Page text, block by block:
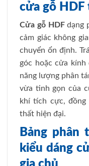
cửa gỗ HDF
Cửa gỗ HDFdạng
cảm giác không
chuyển ổn định.
góc hoặc cửa
năng lượng phân
vừa tinh gọn của
khí tích cực,
thất hiện đại.
Bảng phân
kiểu dáng